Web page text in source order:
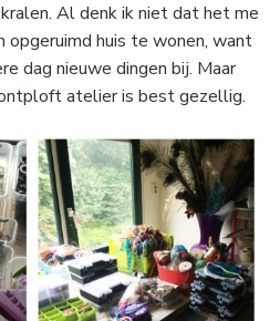
Al denk ik niet dat het me
opgeruimd huis te wonen, want
dag nieuwe dingen bij. Maar
ontploft atelier is best gezellig.